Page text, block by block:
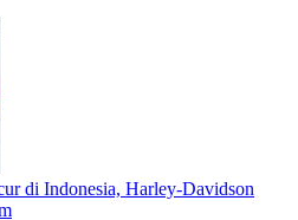
di Indonesia, Harley-Davidson